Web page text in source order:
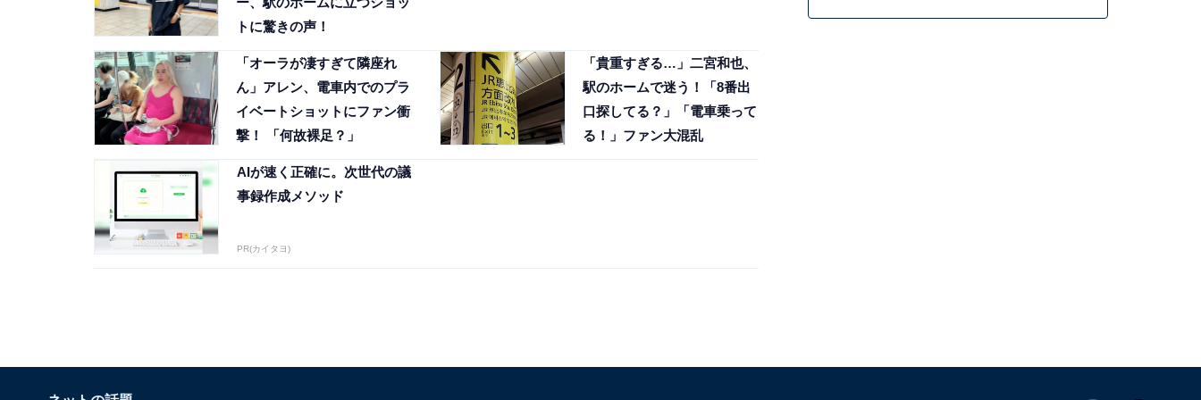
トに驚きの声！
「オーラが凄すぎて隣座れ
ん」アレン、電車内でのプラ
イベートショットにファン衝
撃！ 「何故裸足？」
「貴重すぎる…」二宮和也、
駅のホームで迷う！「8番出
口探してる？」「電車乗って
る！」ファン大混乱
AIが速く正確に。次世代の議
事録作成メソッド
PR(カイタヨ)